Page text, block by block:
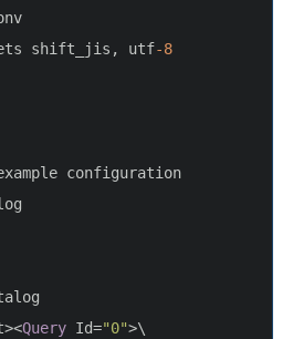
shift_jis, utf-8
configuration
Query Id="0">\